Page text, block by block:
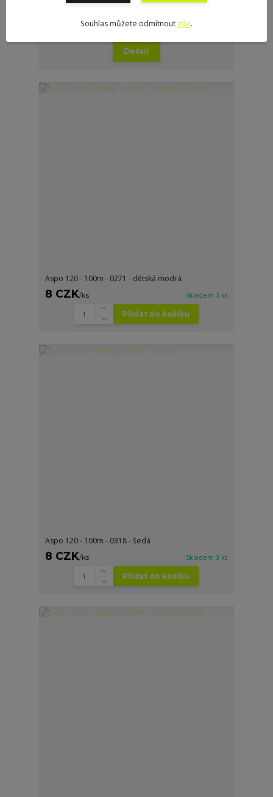
Detail
Aspo 120 - 100m - 0271 - dětská modrá
8 CZK/ks Skladem 3 ks
Přidat do košíku
Aspo 120 - 100m - 0318 - šedá
8 CZK/ks Skladem 3 ks
Přidat do košíku
Souhlas můžete odmítnout zde.